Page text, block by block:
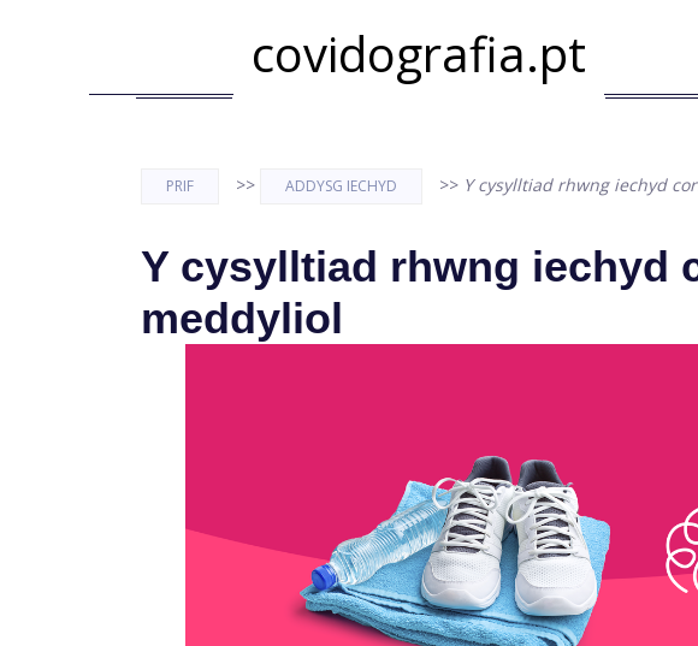
covidografia.pt
PRIF >> ADDYSG IECHYD >> Y cysylltiad rhwng iechyd
Y cysylltiad rhwng iechyd
meddyliol